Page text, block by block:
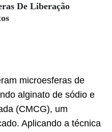
De Liberação
microesferas de
alginato de sódio e
(CMCG), um
Aplicando a técnica